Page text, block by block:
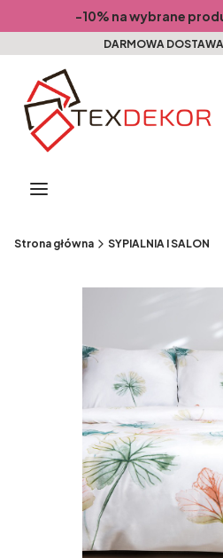
-10% na wybrane
DARMOWA
Menu
Strona główna SYPIALNIA I SALON